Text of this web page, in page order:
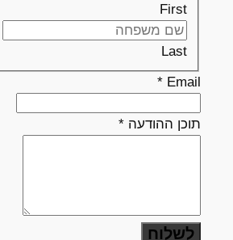
First
Last
Email
*
תוכן ההודעה *
לשלוח